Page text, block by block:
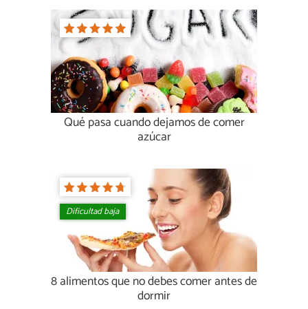
Qué pasa cuando dejamos de comer
azúcar
Dificultad baja
8 alimentos que no debes comer antes de
dormir